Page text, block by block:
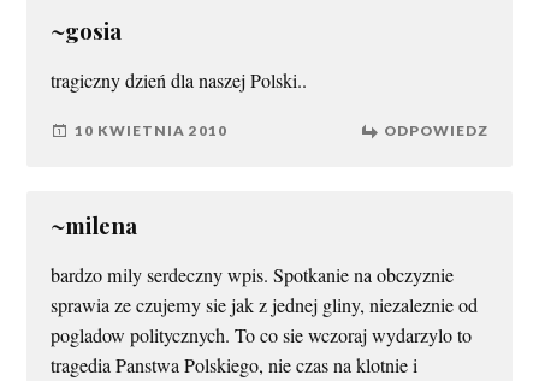
~gosia
tragiczny dzień dla naszej Polski..
10 KWIETNIA 2010 ODPOWIEDZ
~milena
bardzo mily serdeczny wpis. Spotkanie na obczyznie
sprawia ze czujemy sie jak z jednej gliny, niezaleznie od
pogladow politycznych. To co sie wczoraj wydarzylo to
tragedia Panstwa Polskiego, nie czas na klotnie i